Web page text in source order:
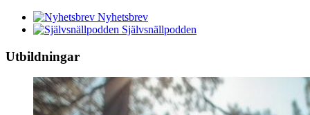
Nyhetsbrev
Självsnällpodden
Utbildningar